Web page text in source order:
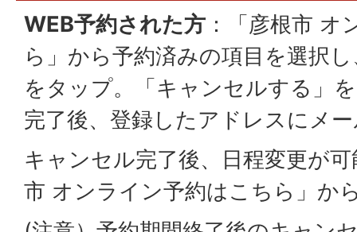
WEB予約された方 ：「彦根市 オ
ら」から予約済みの項目を選択
をタップ。「キャンセルする」
完了後、登録したアドレスにメ
キャンセル完了後、日程変更が
市 オンライン予約はこちら」か